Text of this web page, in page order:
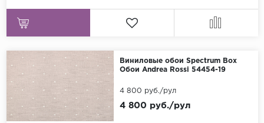
Виниловые обои Spectrum Box
Обои Andrea Rossi 54454-19
4 800 руб./рул
4 800 руб./рул